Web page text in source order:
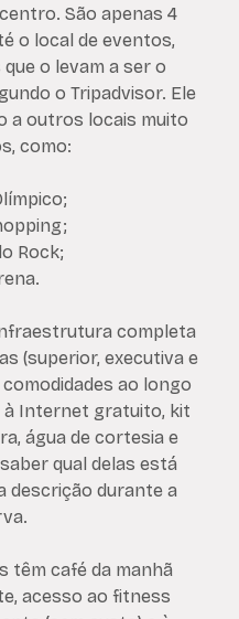
São apenas 4
o local de eventos,
o levam a ser o
o Tripadvisor. Ele
a outros locais muito
como:
Rock;
completa
(superior, executiva e
ao longo
à Internet gratuito, kit
água de cortesia e
qual delas está
descrição durante a
têm café da manhã
acesso ao fitness